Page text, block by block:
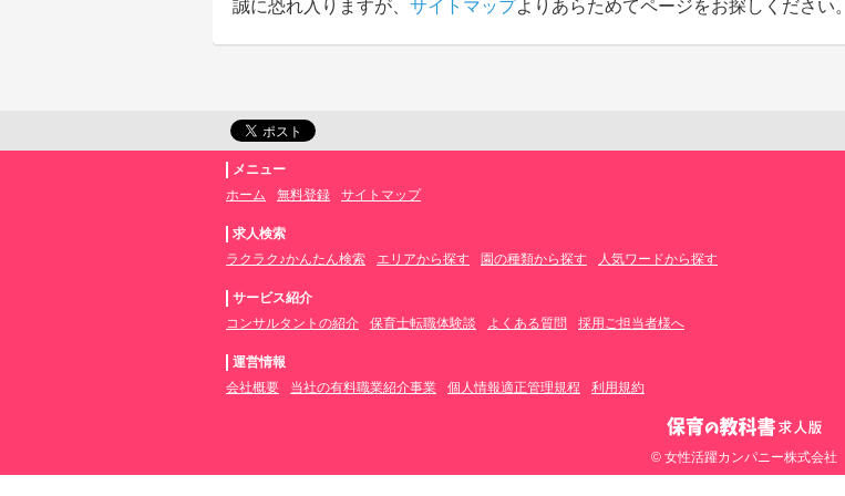
誠に恐れ入りますが、 サイトマップよりあらためてページをお探しください。
メニュー
ホーム
無料登録 サイトマップ
求人検索
ラクラク♪かんたん検索
エリアから探す 園の種類から探す 人気ワードから探す
サービス紹介
コンサルタントの紹介
保育士転職体験談 よくある質問 採用ご担当者様へ
運営情報
会社概要
当社の有料職業紹介事業 個人情報適正管理規程 利用規約
© 女性活躍カンパニー株式会社